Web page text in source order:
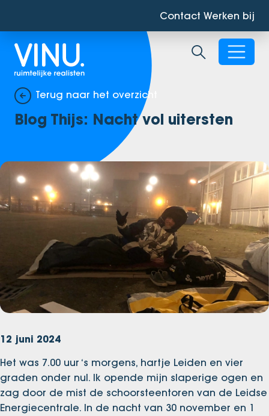
Contact Werken bij
Zoekbalk
Terug naar het overzicht
Blog Thijs: Nacht vol uitersten
12 juni 2024
Het was 7.00 uur ‘s morgens, hartje Leiden en vier
graden onder nul. Ik opende mijn slaperige ogen en
zag door de mist de schoorsteentoren van de Leidse
Energiecentrale. In de nacht van 30 november en 1